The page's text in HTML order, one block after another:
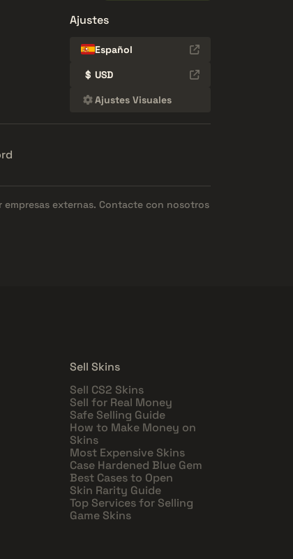
Ajustes
Español
$ USD
Ajustes Visuales
externas. Contacte con nosotros
Sell Skins
Sell CS2 Skins
Sell for Real Money
Safe Selling Guide
How to Make Money on
Skins
Most Expensive Skins
Case Hardened Blue Gem
Best Cases to Open
Skin Rarity Guide
Top Services for Selling
Game Skins